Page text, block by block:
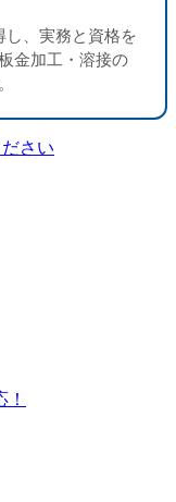
し、実務と資格を
金加工・溶接の